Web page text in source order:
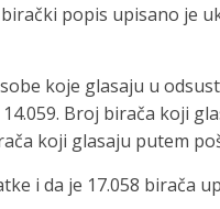
popis upisano je
koje glasaju u
Broj birača koji
koji glasaju putem
i da je 17.058 birača